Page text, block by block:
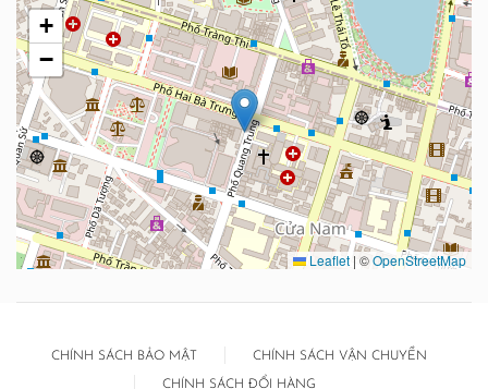
+
−
Leaflet | ©OpenStreetMap
CHÍNH SÁCH BẢO MẬT CHÍNH SÁCH VẬN CHUYỂN
CHÍNH SÁCH ĐỔI HÀNG